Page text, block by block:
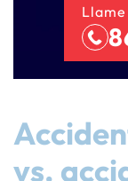
vs.